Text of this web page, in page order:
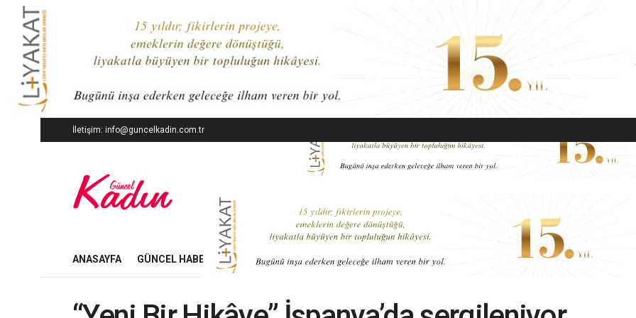
İletişim: info@guncelkadin.com.tr
ANASAYFA GÜNCEL HABERLER İŞ DÜNYASI EKONOMI MODA GÜZELLIK YAŞAM SANAT